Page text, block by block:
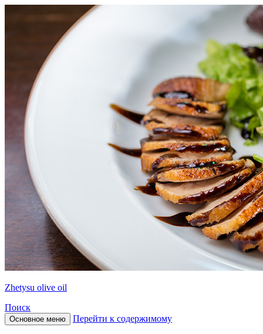
Zhetysu olive oil
Поиск
Основное меню Перейти к содержимому